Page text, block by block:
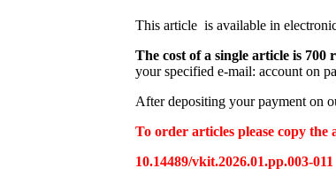
This article is available in
The cost of a single article is
your specified e-mail: account on
After depositing your payment on
To order articles please copy the
10.14489/vkit.2026.01.pp.003-011